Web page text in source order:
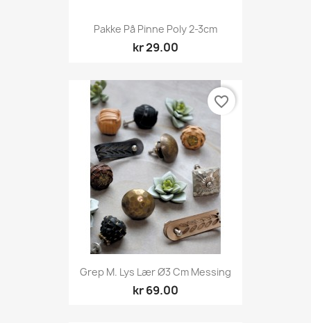
Pakke På Pinne Poly 2-3cm
kr 29.00
Grep M. Lys Lær Ø3 Cm Messing
kr 69.00
favorite_border